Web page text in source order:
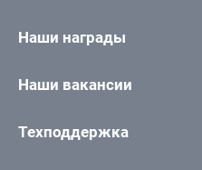
Наши награды
Наши вакансии
Техподдержка